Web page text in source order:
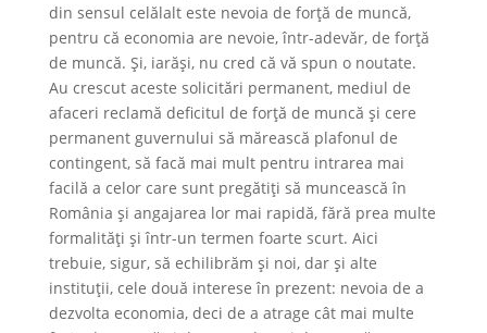
din sensul celălalt este nevoia de forță de muncă,
pentru că economia are nevoie, într-adevăr, de forță
de muncă. Și, iarăși, nu cred că vă spun o noutate.
Au crescut aceste solicitări permanent, mediul de
afaceri reclamă deficitul de forță de muncă și cere
permanent guvernului să mărească plafonul de
contingent, să facă mai mult pentru intrarea mai
facilă a celor care sunt pregătiți să muncească în
România și angajarea lor mai rapidă, fără prea multe
formalități și într-un termen foarte scurt. Aici
trebuie, sigur, să echilibrăm și noi, dar și alte
instituții, cele două interese în prezent: nevoia de a
dezvolta economia, deci de a atrage cât mai multe